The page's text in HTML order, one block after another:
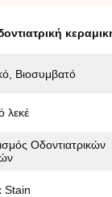
Βιοσυμβατό
λεκέ
Οδοντιατρικών
Stain